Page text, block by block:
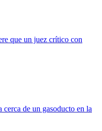
que un juez crítico con
de un gasoducto en la